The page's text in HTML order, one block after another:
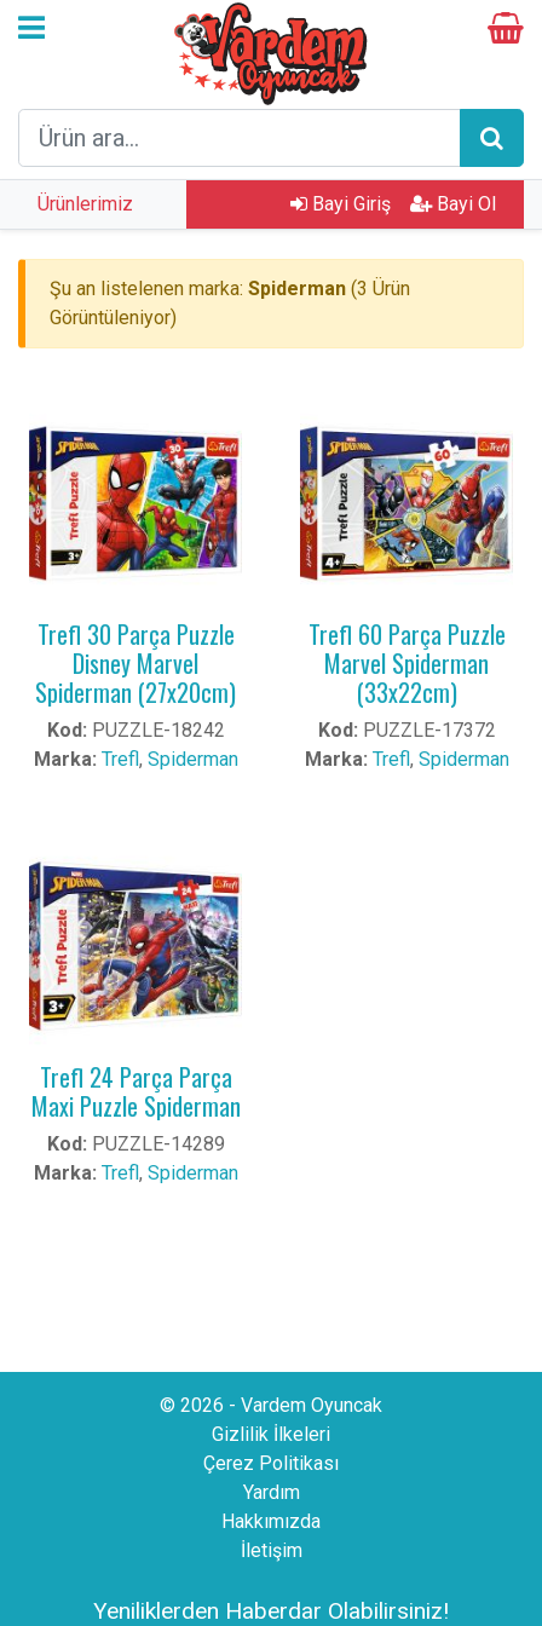
Ürünlerimiz Bayi Giriş Bayi Ol
Şu an listelenen marka: Spiderman (3 Ürün
Görüntüleniyor)
Trefl 30 Parça Puzzle
Disney Marvel
Spiderman (27x20cm)
Kod: PUZZLE-18242
Marka: Trefl, Spiderman
Trefl 60 Parça Puzzle
Marvel Spiderman
(33x22cm)
Kod: PUZZLE-17372
Marka: Trefl, Spiderman
Trefl 24 Parça Parça
Maxi Puzzle Spiderman
Kod: PUZZLE-14289
Marka: Trefl, Spiderman
© 2026 - Vardem Oyuncak
Gizlilik İlkeleri
Çerez Politikası
Yardım
Hakkımızda
İletişim
Yeniliklerden Haberdar Olabilirsiniz!